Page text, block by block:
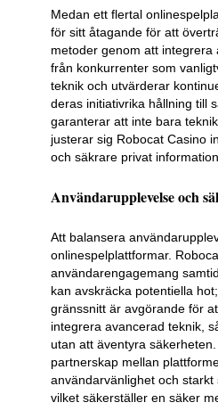
Medan ett flertal
för sitt åtagande för att
metoder genom att integrera
från konkurrenter som
teknik och utvärderar
deras initiativrika hållning till
garanterar att inte bara
justerar sig Robocat Casino
och säkrare privat
Användarupplevelse och
Att balansera
onlinespelplattformar.
användarengagemang
kan avskräcka potentiella
gränssnitt är avgörande för
integrera avancerad teknik,
utan att äventyra
partnerskap mellan
användarvänlighet och
vilket säkerställer en säker